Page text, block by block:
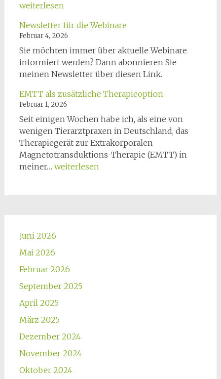
weiterlesen
Newsletter für die Webinare
Februar 4, 2026
Sie möchten immer über aktuelle Webinare
informiert werden? Dann abonnieren Sie
meinen Newsletter über diesen Link.
EMTT als zusätzliche Therapieoption
Februar 1, 2026
Seit einigen Wochen habe ich, als eine von
wenigen Tierarztpraxen in Deutschland, das
Therapiegerät zur Extrakorporalen
Magnetotransduktions-Therapie (EMTT) in
meiner… EMTT
weiterlesen
Juni 2026
Mai 2026
Februar 2026
September 2025
April 2025
März 2025
Dezember 2024
November 2024
Oktober 2024